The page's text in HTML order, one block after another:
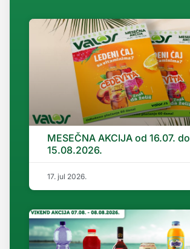
MESEČNA AKCIJA od 16.07. do
15.08.2026.
17. jul 2026.